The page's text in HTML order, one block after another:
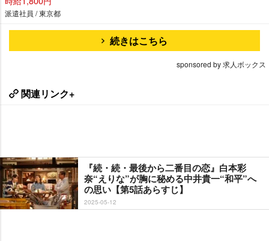
派遣社員 / 東京都
続きはこちら
sponsored by 求人ボックス
関連リンク+
『続・続・最後から二番目の恋』白本彩
奈“えりな”が胸に秘める中井貴一“和平”へ
の思い【第5話あらすじ】
2025-05-12